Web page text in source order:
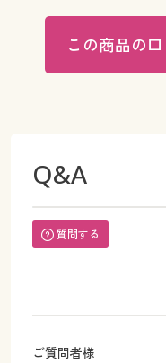
この商品の
Q&A
質問する
ご質問者様